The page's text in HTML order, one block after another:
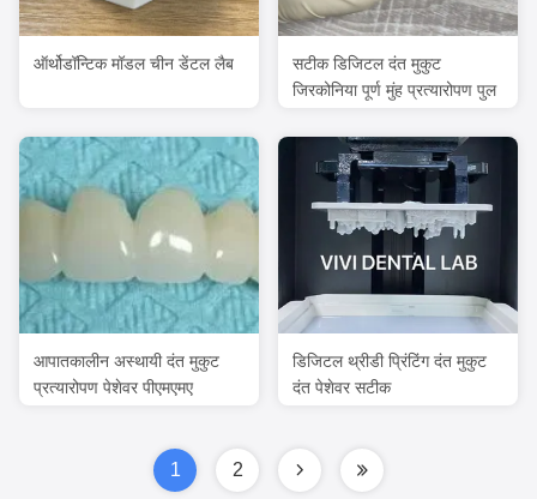
ऑर्थोडॉन्टिक मॉडल चीन डेंटल लैब
सटीक डिजिटल दंत मुकुट
जिरकोनिया पूर्ण मुंह प्रत्यारोपण पुल
आपातकालीन अस्थायी दंत मुकुट
प्रत्यारोपण पेशेवर पीएमएमए
डिजिटल थ्रीडी प्रिंटिंग दंत मुकुट
दंत पेशेवर सटीक
1 2